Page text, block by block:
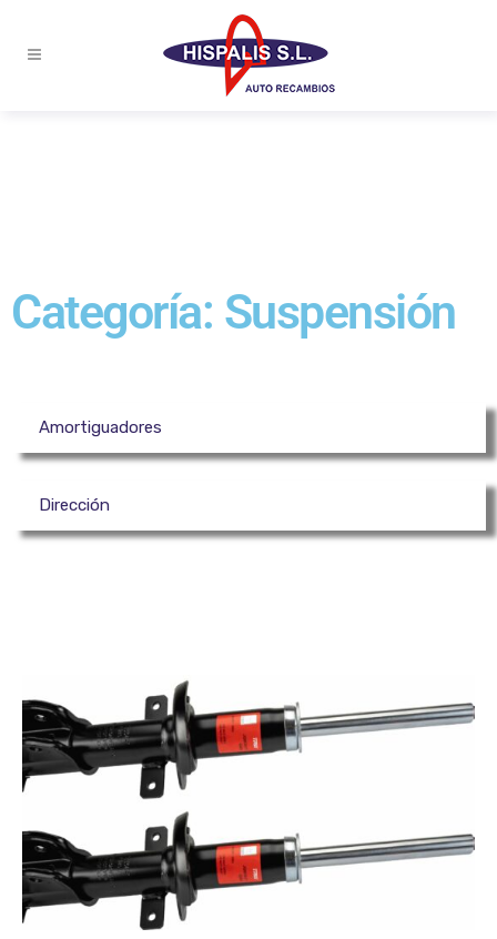
Categoría: Suspensión
Amortiguadores
Dirección